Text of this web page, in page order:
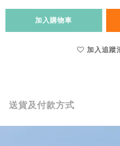
加入購物車
加入追蹤
送貨及付款方式